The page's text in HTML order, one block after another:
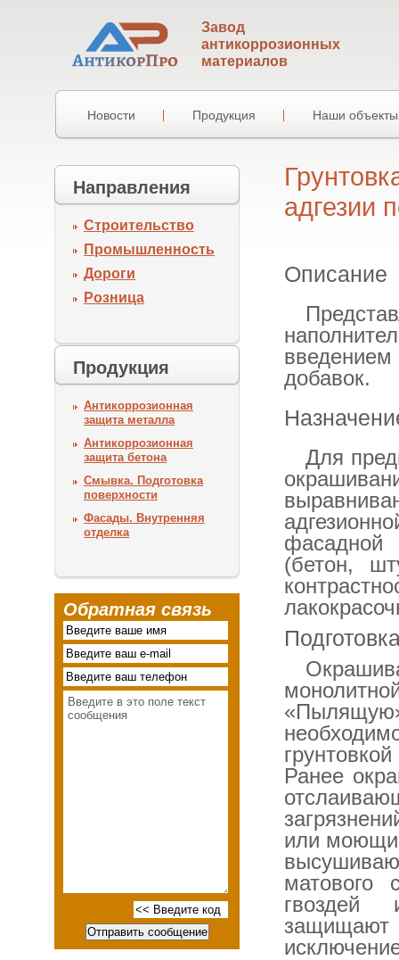
Завод
антикоррозионных
материалов
Новости Продукция Наши объекты
Направления
Строительство
Промышленность
Дороги
Розница
Продукция
Антикоррозионная
защита металла
Антикоррозионная
защита бетона
Смывка. Подготовка
поверхности
Фасады. Внутренняя
отделка
Обратная связь
адгезии
Описание
введением
добавок.
Для
(бетон,
Ранее
или
матового
гвоздей
защищают